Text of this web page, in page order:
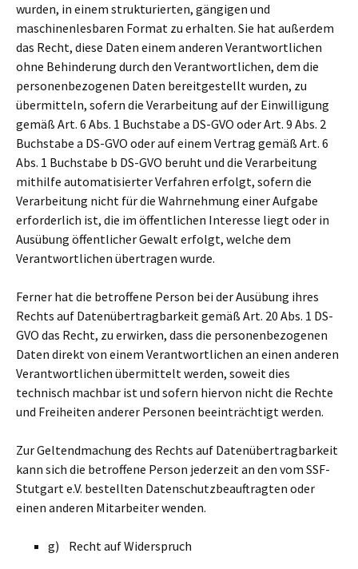
wurden, in einem strukturierten, gängigen und
maschinenlesbaren Format zu erhalten. Sie hat außerdem
das Recht, diese Daten einem anderen Verantwortlichen
ohne Behinderung durch den Verantwortlichen, dem die
personenbezogenen Daten bereitgestellt wurden, zu
übermitteln, sofern die Verarbeitung auf der Einwilligung
gemäß Art. 6 Abs. 1 Buchstabe a DS-GVO oder Art. 9 Abs. 2
Buchstabe a DS-GVO oder auf einem Vertrag gemäß Art. 6
Abs. 1 Buchstabe b DS-GVO beruht und die Verarbeitung
mithilfe automatisierter Verfahren erfolgt, sofern die
Verarbeitung nicht für die Wahrnehmung einer Aufgabe
erforderlich ist, die im öffentlichen Interesse liegt oder in
Ausübung öffentlicher Gewalt erfolgt, welche dem
Verantwortlichen übertragen wurde.
Ferner hat die betroffene Person bei der Ausübung ihres
Rechts auf Datenübertragbarkeit gemäß Art. 20 Abs. 1 DS-
GVO das Recht, zu erwirken, dass die personenbezogenen
Daten direkt von einem Verantwortlichen an einen anderen
Verantwortlichen übermittelt werden, soweit dies
technisch machbar ist und sofern hiervon nicht die Rechte
und Freiheiten anderer Personen beeinträchtigt werden.
Zur Geltendmachung des Rechts auf Datenübertragbarkeit
kann sich die betroffene Person jederzeit an den vom SSF-
Stutgart e.V. bestellten Datenschutzbeauftragten oder
einen anderen Mitarbeiter wenden.
g) Recht auf Widerspruch